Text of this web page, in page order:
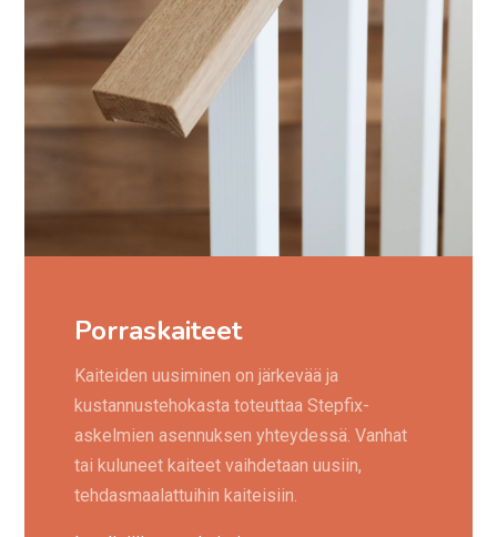
Porraskaiteet
Kaiteiden uusiminen on järkevää ja
kustannustehokasta toteuttaa Stepfix-
askelmien asennuksen yhteydessä. Vanhat
tai kuluneet kaiteet vaihdetaan uusiin,
tehdasmaalattuihin kaiteisiin.